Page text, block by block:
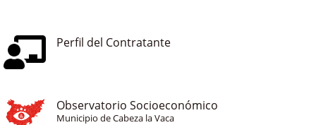
Perfil del Contratante
Observatorio Socioeconómico
Municipio de Cabeza la Vaca